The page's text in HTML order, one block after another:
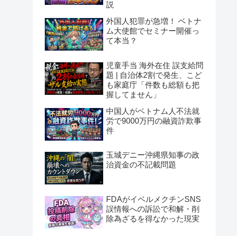
説
外国人犯罪が急増！ ベトナ
ム大使館でセミナー開催っ
て本当？
児童手当 海外在住 誤支給問
題 | 自治体2割で発生、こど
も家庭庁「件数も総額も把
握してません」
中国人がベトナム人不法就
労で9000万円の融資詐欺事
件
玉城デニー沖縄県知事の政
治資金の不記載問題
FDAがイベルメクチンSNS
誤情報への訴訟で和解・削
除為ざるを得なかった現実